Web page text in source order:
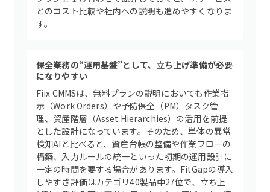
とのコスト比較や社内への説明も進めやすくなりま
す。
保全業務の“運用基盤”として、立ち上げ準備が必要
になりやすい
Fiix CMMSは、無料プランの説明においても作業指
示（Work Orders）や予防保全（PM）タスク管
理、資産階層（Asset Hierarchies）の活用を前提
とした設計になっています。そのため、単体の異常
検知AIと比べると、資産台帳の整備や作業フローの
構築、入力ルールの統一といった初期の運用設計に
一定の時間を要する場合があります。FitGapの導入
しやすさ評価はカテゴリ40製品中27位で、立ち上